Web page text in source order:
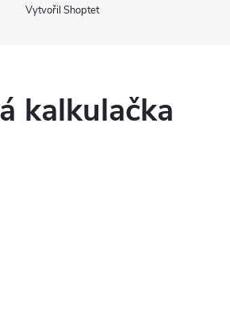
Vytvořil Shoptet
kalkulačka